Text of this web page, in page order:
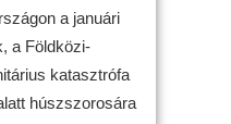
a januári
a Földközi-
katasztrófa
húszszorosára